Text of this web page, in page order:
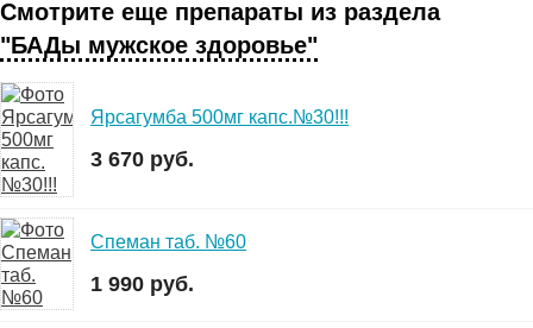
Смотрите еще препараты из раздела
"БАДы мужское здоровье"
Ярсагумба 500мг капс.№30!!!
3 670 руб.
Спеман таб. №60
1 990 руб.